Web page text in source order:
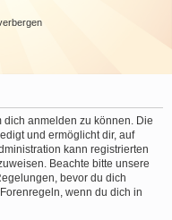
dich anmelden zu können. Die
und ermöglicht dir, auf
kann registrierten
Beachte bitte unsere
bevor du dich
wenn du dich in